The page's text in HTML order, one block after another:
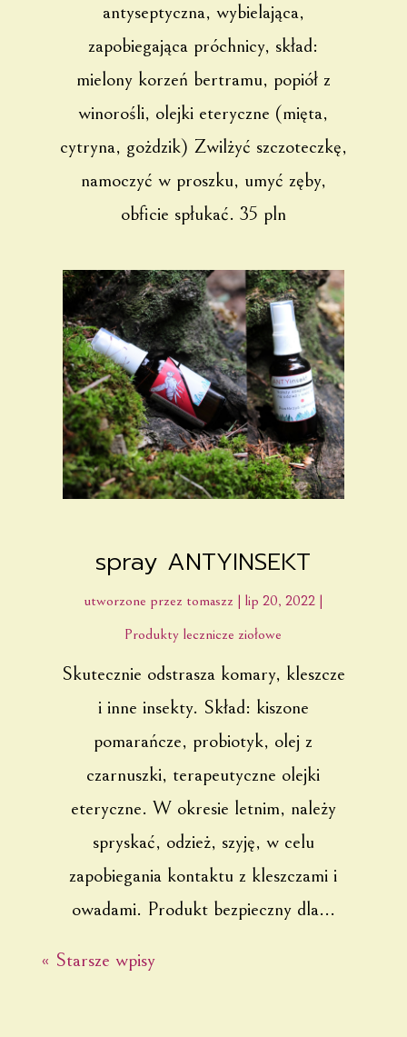
antyseptyczna, wybielająca,
zapobiegająca próchnicy, skład:
mielony korzeń bertramu, popiół z
winorośli, olejki eteryczne (mięta,
cytryna, gożdzik) Zwilżyć szczoteczkę,
namoczyć w proszku, umyć zęby,
obficie spłukać. 35 pln
spray ANTYINSEKT
utworzone przez tomaszz | lip 20, 2022 |
Produkty lecznicze ziołowe
Skutecznie odstrasza komary, kleszcze
i inne insekty. Skład: kiszone
pomarańcze, probiotyk, olej z
czarnuszki, terapeutyczne olejki
eteryczne. W okresie letnim, należy
spryskać, odzież, szyję, w celu
zapobiegania kontaktu z kleszczami i
owadami. Produkt bezpieczny dla...
« Starsze wpisy